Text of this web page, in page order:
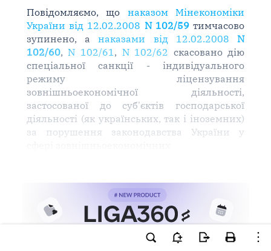
Повідомляємо, що наказом Мінекономіки
України від 12.02.2008 N 102/59 тимчасово
зупинено, анаказами від 12.02.2008N
102/60,N 102/61, N 102/62 скасовано дію
спеціальної санкції - індивідуального
режиму ліцензування
зовнішньоекономічної діяльності,
застосованої до суб'єктів господарської
діяльності (як українських, так і іноземних)
за порушення законодавства України у